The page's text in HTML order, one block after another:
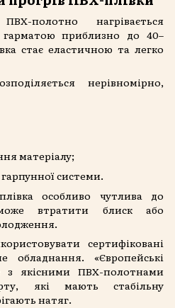
полотно нагрівається
приблизно до 40–
стає еластичною та легко
нерівномірно,
матеріалу;
системи.
особливо чутлива до
втратити блиск або
сертифіковані
обладнання. «Європейські
якісними ПВХ-полотнами
які мають стабільну
натяг.